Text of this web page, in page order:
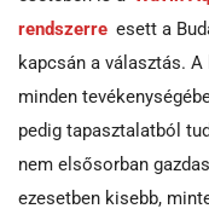
rendszerre esett a
kapcsán a választás.
minden
pedig tapasztalatból
nem elsősorban
ezesetben kisebb,